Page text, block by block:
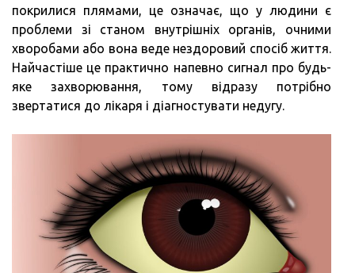
покрилися плямами, це означає, що у людини є
проблеми зі станом внутрішніх органів, очними
хворобами або вона веде нездоровий спосіб життя.
Найчастіше це практично напевно сигнал про будь-
яке захворювання, тому відразу потрібно
звертатися до лікаря і діагностувати недугу.